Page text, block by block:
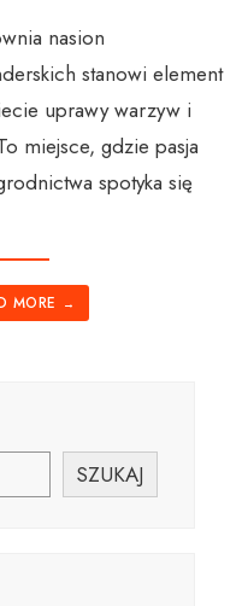
nasion
stanowi element
uprawy warzyw i
miejsce, gdzie pasja
spotyka się
MORE →
SZUKAJ